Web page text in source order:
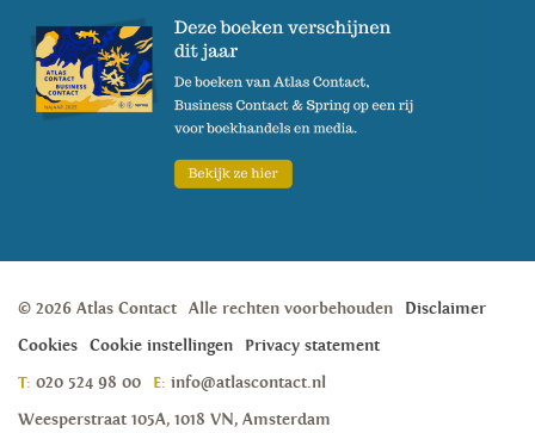
© 2026 Atlas Contact Alle rechten voorbehouden
Disclaimer
Cookies
Cookie instellingen
Privacy statement
T: 020 524 98 00 E: info@atlascontact.nl
Weesperstraat 105A, 1018 VN, Amsterdam